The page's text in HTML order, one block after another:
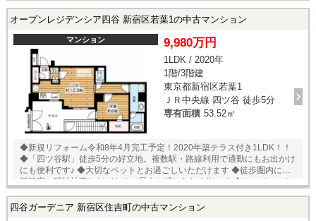
インターネット利用料：月額770円 自治会費：月額100円 駐輪場：月額
レ交換 ・壁紙張り替え ・キッチン蛇口交換 ・シンクコーティン
グ ・ハウスクリーニング （2026年4月完工予定）
オープンレジデンシア四谷 新宿区若葉1の中古マンション
マンション 9,980万円
1LDK / 2020年
1階/3階建
東京都新宿区若葉1
ＪＲ中央線 四ツ谷 徒歩5分
専有面積 53.52㎡
◆新規リフォーム令和8年4月完工予定！2020年築テラス付き1LDK！！
◆「四ツ谷駅」徒歩5分の好立地。複数駅・路線利用で通勤にもお出かけ
にも便利です♪ ◆大切なペットとお過ごしいただけます ◆徒歩圏内に、赤
坂離宮、明治神宮などがあり、歴史を感じられる街です ◆キッチンにも
歩圏内に多く、緑豊かで落ち着いた住環境です ◎その他 テラス使用料：
四谷ガーデニア 新宿区住吉町の中古マンション